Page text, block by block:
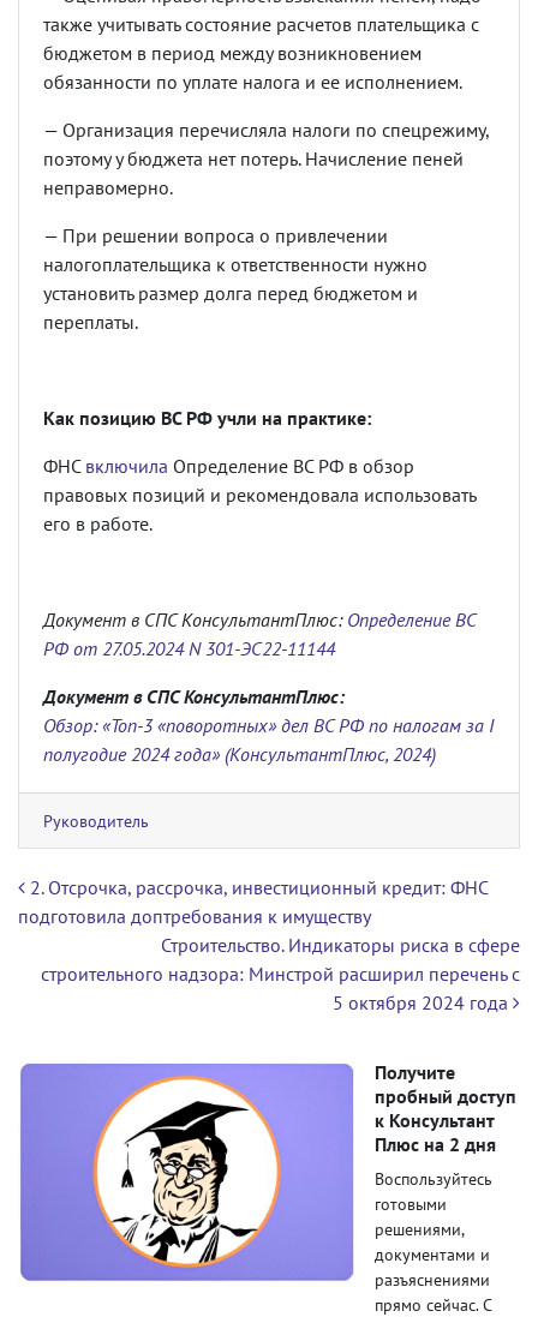
также учитывать состояние расчетов плательщика с
бюджетом в период между возникновением
обязанности по уплате налога и ее исполнением.
— Организация перечисляла налоги по спецрежиму,
поэтому у бюджета нет потерь. Начисление пеней
неправомерно.
— При решении вопроса о привлечении
налогоплательщика к ответственности нужно
установить размер долга перед бюджетом и
переплаты.
Как позицию ВС РФ учли на практике:
ФНС включила Определение ВС РФ в обзор
правовых позиций и рекомендовала использовать
его в работе.
Документ в СПС КонсультантПлюс: Определение ВС
РФ от 27.05.2024 N 301-ЭС22-11144
Документ в СПС КонсультантПлюс:
Обзор: «Топ-3 «поворотных» дел ВС РФ по налогам за I
полугодие 2024 года» (КонсультантПлюс, 2024)
Руководитель
Навигация по записям
2. Отсрочка, рассрочка, инвестиционный кредит: ФНС
подготовила доптребования к имуществу
Строительство. Индикаторы риска в сфере
строительного надзора: Минстрой расширил перечень с
5 октября 2024 года
Получите
пробный доступ
к Консультант
Плюс на 2 дня
Воспользуйтесь
готовыми
решениями,
документами и
разъяснениями
прямо сейчас. С